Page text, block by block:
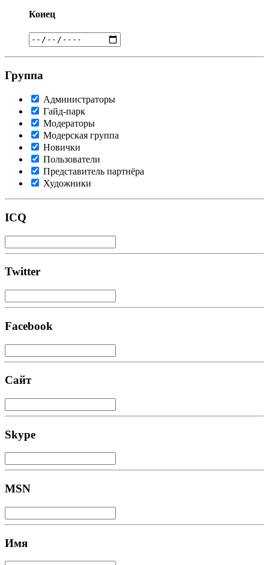
Конец
Группа
Администраторы
Гайд-парк
Модераторы
Модерская группа
Новички
Пользователи
Представитель партнёра
Художники
ICQ
Twitter
Facebook
Сайт
Skype
MSN
Имя